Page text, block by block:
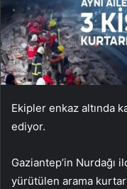
Ekipler enkaz altında
ediyor.
Gaziantep’in Nurdağı
yürütülen arama